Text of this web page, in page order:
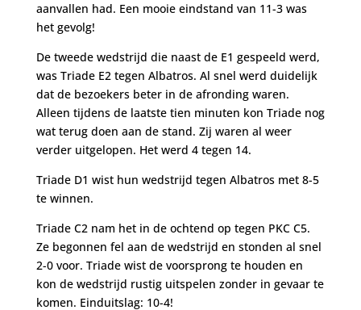
aanvallen had. Een mooie eindstand van 11-3 was
het gevolg!
De tweede wedstrijd die naast de E1 gespeeld werd,
was Triade E2 tegen Albatros. Al snel werd duidelijk
dat de bezoekers beter in de afronding waren.
Alleen tijdens de laatste tien minuten kon Triade nog
wat terug doen aan de stand. Zij waren al weer
verder uitgelopen. Het werd 4 tegen 14.
Triade D1 wist hun wedstrijd tegen Albatros met 8-5
te winnen.
Triade C2 nam het in de ochtend op tegen PKC C5.
Ze begonnen fel aan de wedstrijd en stonden al snel
2-0 voor. Triade wist de voorsprong te houden en
kon de wedstrijd rustig uitspelen zonder in gevaar te
komen. Einduitslag: 10-4!